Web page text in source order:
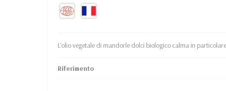
L'olio vegetale di mandorle dolci biologico calma in
Riferimento